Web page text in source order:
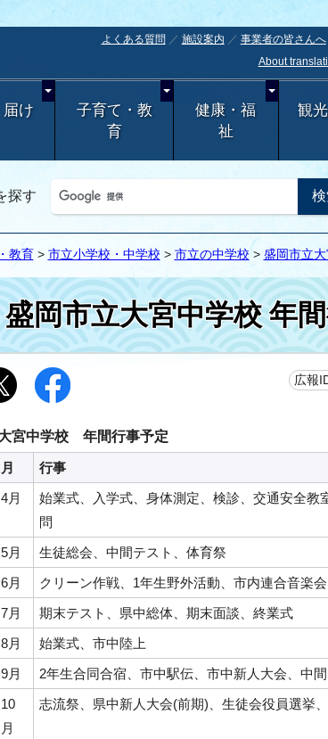
よくある質問 施設案内 事業者の皆さんへ
About
け
子育て・教
育
健康・福
祉
観
探す
教育> 市立小学校・中学校> 市立の中学校 > 盛岡市立
盛岡市立大宮中学校 年
広報
宮中学校 年間行事予定
月
行事
4月
始業式、入学式、身体測定、検診、交通安全
問
5月
生徒総会、中間テスト、体育祭
6月
クリーン作戦、1年生野外活動、市内連合音楽
7月
期末テスト、県中総体、期末面談、終業式
8月
始業式、市中陸上
9月
2年生合同合宿、市中駅伝、市中新人大会、中
10
月
志流祭、県中新人大会(前期)、生徒会役員選挙